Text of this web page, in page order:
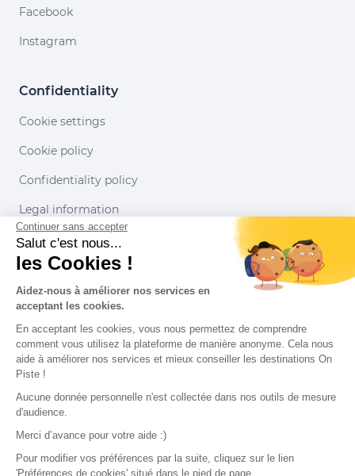
Facebook
Instagram
Confidentiality
Cookie settings
Cookie policy
Confidentiality policy
Legal information
Conditions of use
Our partners
Continuer sans accepter
Salut c'est nous...
les Cookies !
Aidez-nous à améliorer nos services en
acceptant les cookies.
En acceptant les cookies, vous nous permettez de comprendre
comment vous utilisez la plateforme de manière anonyme. Cela nous
aide à améliorer nos services et mieux conseiller les destinations On
Piste !
Aucune donnée personnelle n'est collectée dans nos outils de mesure
d'audience.
Merci d’avance pour votre aide :)
Pour modifier vos préférences par la suite, cliquez sur le lien
'Préférences de cookies' situé dans le pied de page.